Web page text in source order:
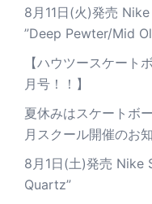
8月11日(火)発売
”Deep Pewter/Mid
【ハウツースケー
月号！！】
夏休みはスケートボ
月スクール開催のお知
8月1日(土)発売 Nike
Quartz”